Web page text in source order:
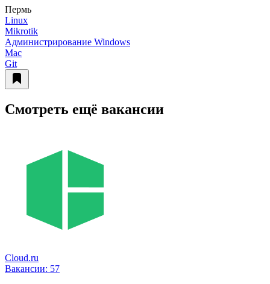
Пермь
Linux
Mikrotik
Администрирование Windows
Mac
Git
Смотреть ещё вакансии
Cloud.ru
Вакансии: 57